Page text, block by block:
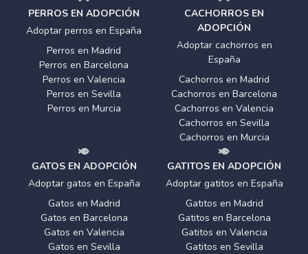
PERROS EN ADOPCIÓN
Adoptar perros en España
Perros en Madrid
Perros en Barcelona
Perros en Valencia
Perros en Sevilla
Perros en Murcia
CACHORROS EN
ADOPCIÓN
Adoptar cachorros en
España
Cachorros en Madrid
Cachorros en Barcelona
Cachorros en Valencia
Cachorros en Sevilla
Cachorros en Murcia
GATOS EN ADOPCIÓN
Adoptar gatos en España
Gatos en Madrid
Gatos en Barcelona
Gatos en Valencia
Gatos en Sevilla
GATITOS EN ADOPCIÓN
Adoptar gatitos en España
Gatitos en Madrid
Gatitos en Barcelona
Gatitos en Valencia
Gatitos en Sevilla